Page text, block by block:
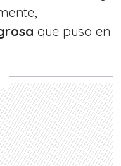
que puso en